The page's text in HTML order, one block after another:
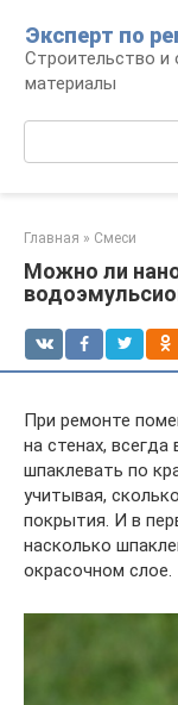
контенту
Эксперт по
Строительство и
материалы
Главная » Смеси
Можно ли
При ремонте
на стенах,
шпаклевать по
учитывая,
покрытия. И в
насколько
окрасочном слое.